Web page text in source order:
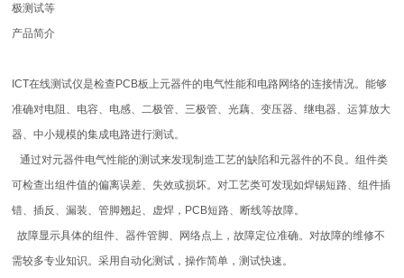
极测试等
产品简介
ICT在线测试仪是检查PCB板上元器件的电气性能和电路网络的连接情况。能够
准确对电阻、电容、电感、二极管、三极管、光藕、变压器、继电器、运算放大
器、中小规模的集成电路进行测试。
通过对元器件电气性能的测试来发现制造工艺的缺陷和元器件的不良。组件类
可检查出组件值的偏离误差、失效或损坏。对工艺类可发现如焊锡短路、组件插
错、插反、漏装、管脚翘起、虚焊，PCB短路、断线等故障。
故障显示具体的组件、器件管脚、网络点上，故障定位准确。对故障的维修不
需较多专业知识。采用自动化测试，操作简单，测试快速。